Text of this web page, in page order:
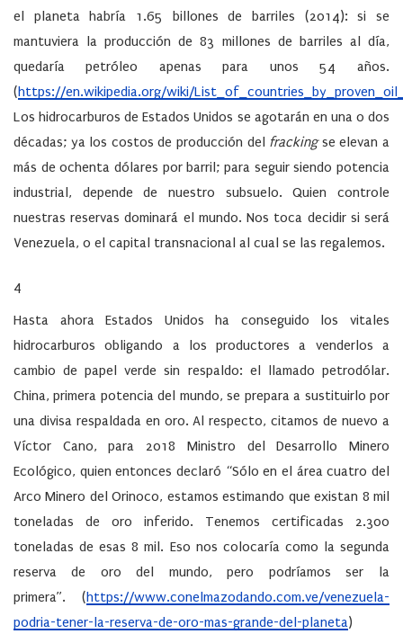
el planeta habría 1.65 billones de barriles (2014): si se
mantuviera la producción de 83 millones de barriles al día,
quedaría petróleo apenas para unos 54 años.
(https://en.wikipedia.org/wiki/
Los hidrocarburos de Estados Unidos se agotarán en una o dos
décadas; ya los costos de producción del frackingse elevan a
más de ochenta dólares por barril; para seguir siendo potencia
industrial, depende de nuestro subsuelo. Quien controle
nuestras reservas dominará el mundo. Nos toca decidir si será
Venezuela, o el capital transnacional al cual se las regalemos.
4
Hasta ahora Estados Unidos ha conseguido los vitales
hidrocarburos obligando a los productores a venderlos a
cambio de papel verde sin respaldo: el llamado petrodólar.
China, primera potencia del mundo, se prepara a sustituirlo por
una divisa respaldada en oro. Al respecto, citamos de nuevo a
Víctor Cano, para 2018 Ministro del Desarrollo Minero
Ecológico, quien entonces declaró “Sólo en el área cuatro del
Arco Minero del Orinoco, estamos estimando que existan 8 mil
toneladas de oro inferido. Tenemos certificadas 2.300
toneladas de esas 8 mil. Eso nos colocaría como la segunda
reserva de oro del mundo, pero podríamos ser la
primera”. (https://www.conelmazodando.com.ve/venezuela-
podria-tener-la-reserva-de-oro-mas-grande-del-planeta)